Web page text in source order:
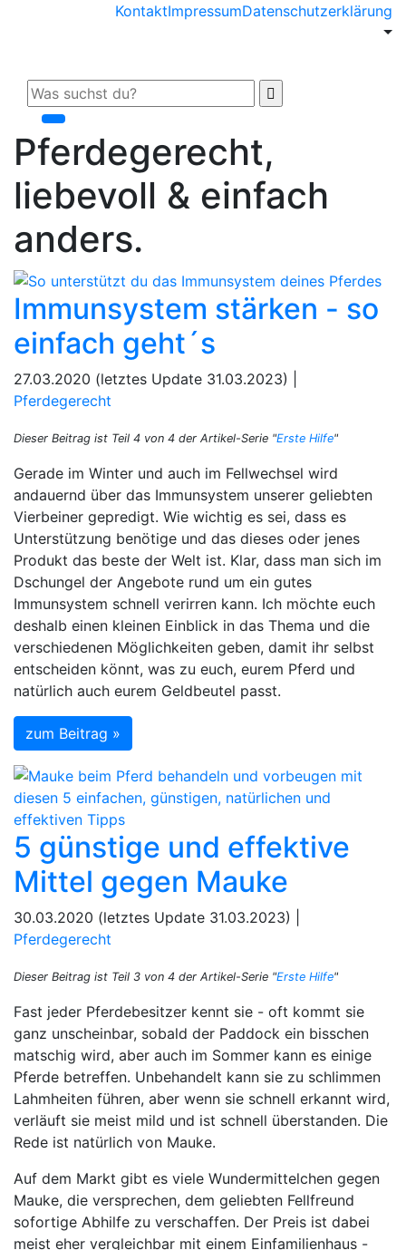
KontaktImpressumDatenschutzerklärung
Pferdegerecht,
liebevoll & einfach
anders.
Immunsystem stärken - so
einfach geht´s
27.03.2020 (letztes Update 31.03.2023) |
Pferdegerecht
Dieser Beitrag ist Teil 4 von 4 der Artikel-Serie "Erste Hilfe"
Gerade im Winter und auch im Fellwechsel wird
andauernd über das Immunsystem unserer geliebten
Vierbeiner gepredigt. Wie wichtig es sei, dass es
Unterstützung benötige und das dieses oder jenes
Produkt das beste der Welt ist. Klar, dass man sich im
Dschungel der Angebote rund um ein gutes
Immunsystem schnell verirren kann. Ich möchte euch
deshalb einen kleinen Einblick in das Thema und die
verschiedenen Möglichkeiten geben, damit ihr selbst
entscheiden könnt, was zu euch, eurem Pferd und
natürlich auch eurem Geldbeutel passt.
zum Beitrag »
5 günstige und effektive
Mittel gegen Mauke
30.03.2020 (letztes Update 31.03.2023) |
Pferdegerecht
Dieser Beitrag ist Teil 3 von 4 der Artikel-Serie "Erste Hilfe"
Fast jeder Pferdebesitzer kennt sie - oft kommt sie
ganz unscheinbar, sobald der Paddock ein bisschen
matschig wird, aber auch im Sommer kann es einige
Pferde betreffen. Unbehandelt kann sie zu schlimmen
Lahmheiten führen, aber wenn sie schnell erkannt wird,
verläuft sie meist mild und ist schnell überstanden. Die
Rede ist natürlich von Mauke.
Auf dem Markt gibt es viele Wundermittelchen gegen
Mauke, die versprechen, dem geliebten Fellfreund
sofortige Abhilfe zu verschaffen. Der Preis ist dabei
meist eher vergleichbar mit einem Einfamilienhaus -